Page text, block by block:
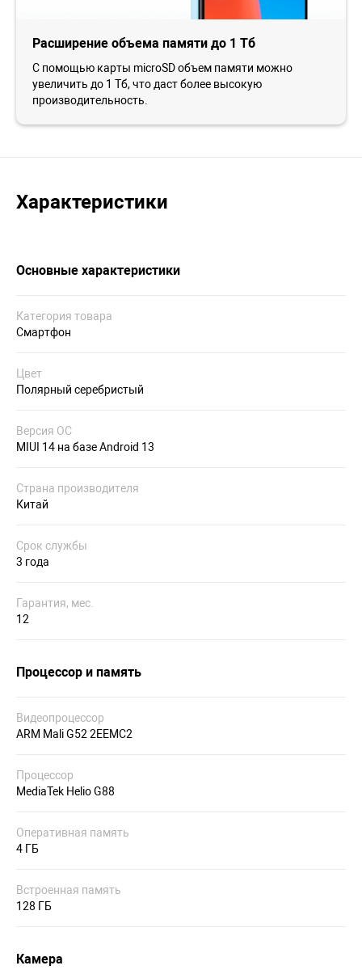
Расширение объема памяти до 1 Тб
С помощью карты microSD объем памяти можно
увеличить до 1 Тб, что даст более высокую
производительность.
Характеристики
Основные характеристики
Категория товара
Смартфон
Цвет
Полярный серебристый
Версия ОС
MIUI 14 на базе Android 13
Страна производителя
Китай
Срок службы
3 года
Гарантия, мес.
12
Процессор и память
Видеопроцессор
ARM Mali G52 2EEMC2
Процессор
MediaTek Helio G88
Оперативная память
4 ГБ
Встроенная память
128 ГБ
Камера